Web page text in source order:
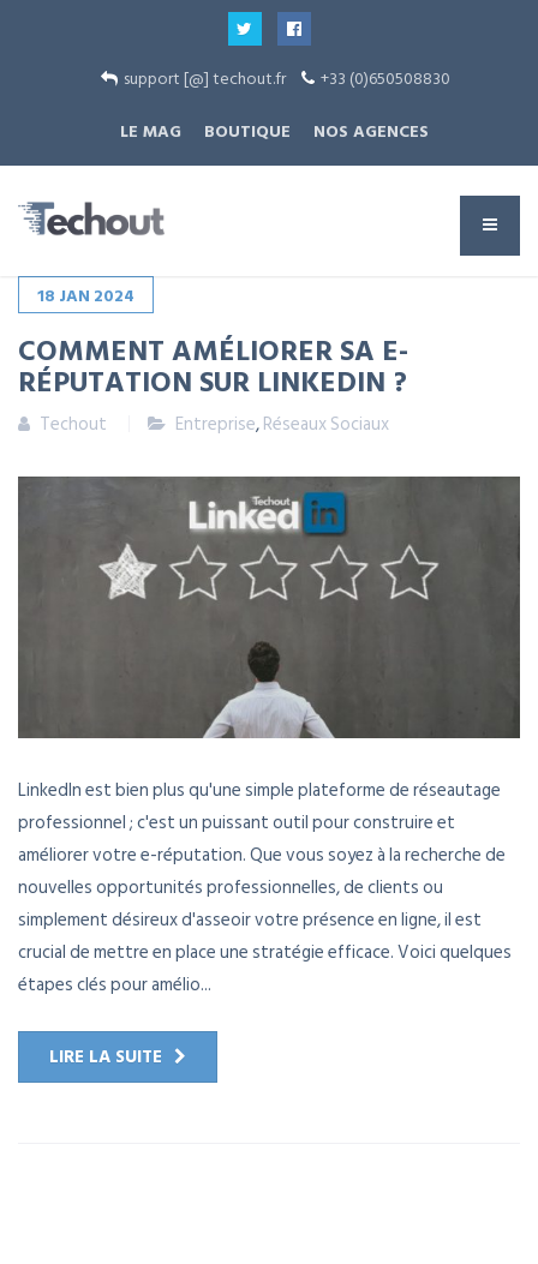
support [@] techout.fr
+33 (0)650508830
LE MAG
BOUTIQUE NOS AGENCES
18 JAN 2024
COMMENT AMÉLIORER SA E-
RÉPUTATION SUR LINKEDIN ?
Techout Entreprise,Réseaux Sociaux
LinkedIn est bien plus qu'une simple plateforme de réseautage
professionnel ; c'est un puissant outil pour construire et
améliorer votre e-réputation. Que vous soyez à la recherche de
nouvelles opportunités professionnelles, de clients ou
simplement désireux d'asseoir votre présence en ligne, il est
crucial de mettre en place une stratégie efficace. Voici quelques
étapes clés pour amélio...
LIRE LA SUITE